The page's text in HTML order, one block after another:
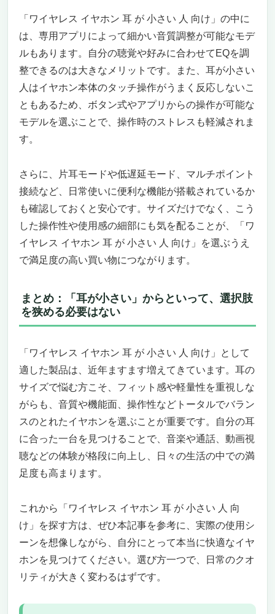
防水設計で汗も雨も怖くない。日常もスポー
ツも、あなたのそばに
こんな人にこそ使って欲しい。でも、正直こ
んな人には向かないかも…
まとめ：耳が小さい人向けイヤホンの決定
版。未来を先取りしたいなら、これ一択
Bluetoothイヤホン Aetyt「ホワイト003」 小さ
にも、ずっと使える相棒
音質も妥協なし。小型でもパワフル、ノイズ
も低減で快適な音体験
このイヤホンがおすすめな人／そうでない人
安くて、軽くて、心地よくて、ちゃんと使え
る
ヤホン
耳が小さい人の“イヤホン難民”にこそ知って
小さい耳にしっかりフィット、でも全く痛く
自然な聞こえ方＋高音質。オープンイヤーの
新しい常識を更新する
長時間つけても疲れない、耳がムレない、落
ちない。日常での使いやすさが段違い
通話も安心、音漏れも最小限。使えば分か
る“プロ品質”
このイヤホンが“合う人・合わない人”
耳が小さい人でも驚くほどフィット！まるで
「着けていない」感覚
圧倒的な音質とノイズキャンセリングで、通
勤通学・Web会議が快適に
スマートタッチディスプレイと急速充電、そ
「ワイヤレス イヤホン 耳 が 小さい 人 向け」の中に
は、専用アプリによって細かい音質調整が可能なモデ
ルもあります。自分の聴覚や好みに合わせてEQを調
整できるのは大きなメリットです。また、耳が小さい
人はイヤホン本体のタッチ操作がうまく反応しないこ
ともあるため、ボタン式やアプリからの操作が可能な
モデルを選ぶことで、操作時のストレスも軽減されま
す。
さらに、片耳モードや低遅延モード、マルチポイント
接続など、日常使いに便利な機能が搭載されているか
も確認しておくと安心です。サイズだけでなく、こう
した操作性や使用感の細部にも気を配ることが、「ワ
イヤレス イヤホン 耳 が 小さい 人 向け」を選ぶうえ
で満足度の高い買い物につながります。
まとめ：「耳が小さい」からといって、選択肢
を狭める必要はない
「ワイヤレス イヤホン 耳 が 小さい 人 向け」として
適した製品は、近年ますます増えてきています。耳の
サイズで悩む方こそ、フィット感や軽量性を重視しな
がらも、音質や機能面、操作性などトータルでバラン
スのとれたイヤホンを選ぶことが重要です。自分の耳
に合った一台を見つけることで、音楽や通話、動画視
聴などの体験が格段に向上し、日々の生活の中での満
足度も高まります。
これから「ワイヤレス イヤホン 耳 が 小さい 人 向
け」を探す方は、ぜひ本記事を参考に、実際の使用シ
ーンを想像しながら、自分にとって本当に快適なイヤ
ホンを見つけてください。選び方一つで、日常のクオ
リティが大きく変わるはずです。